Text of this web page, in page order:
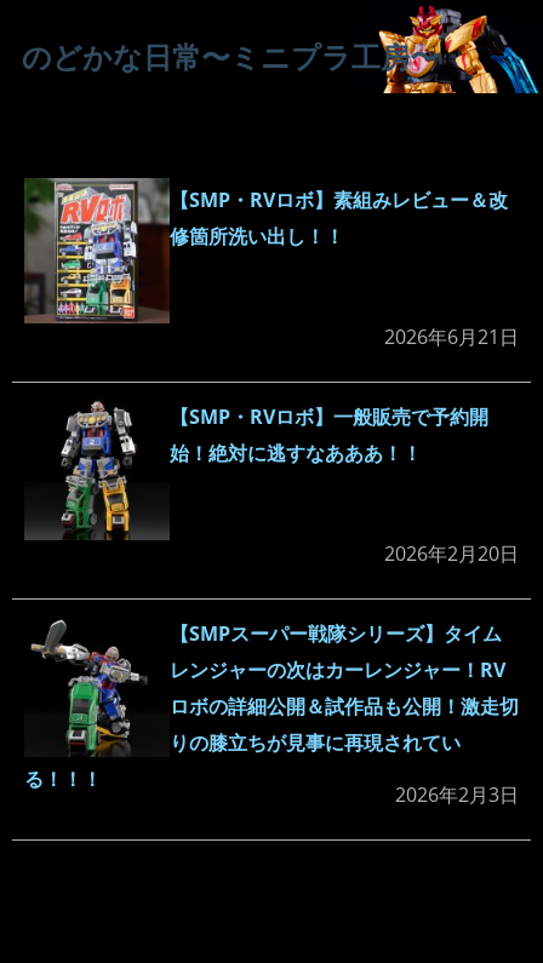
のどかな日常〜ミニプラ工房〜
【SMP・RVロボ】素組みレビュー＆改
修箇所洗い出し！！
2026年6月21日
【SMP・RVロボ】一般販売で予約開
始！絶対に逃すなあああ！！
2026年2月20日
【SMPスーパー戦隊シリーズ】タイム
レンジャーの次はカーレンジャー！RV
ロボの詳細公開＆試作品も公開！激走切
りの膝立ちが見事に再現されてい
る！！！
2026年2月3日